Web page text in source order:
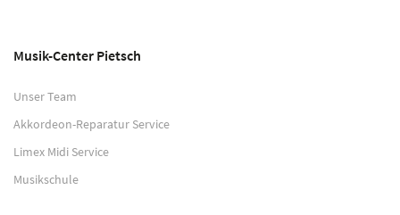
Musik-Center Pietsch
Unser Team
Akkordeon-Reparatur Service
Limex Midi Service
Musikschule